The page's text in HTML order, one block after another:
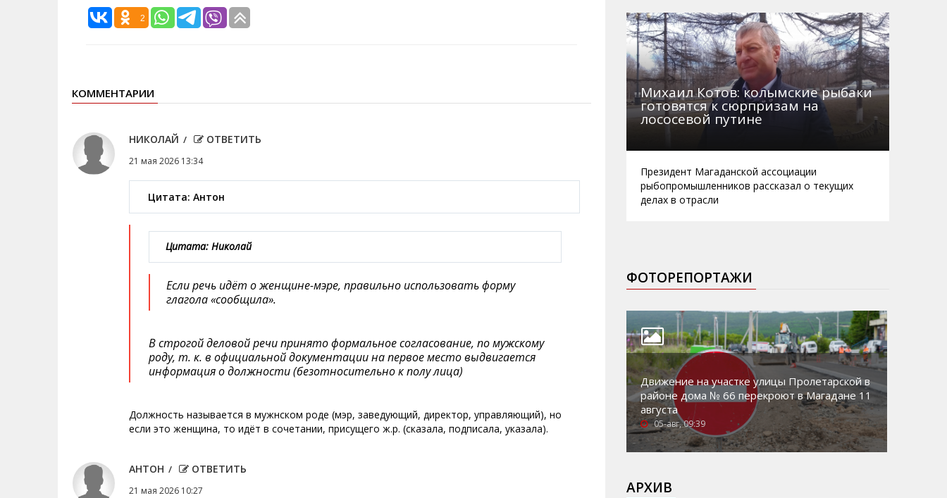
2
КОММЕНТАРИИ
НИКОЛАЙ ОТВЕТИТЬ
21 мая 2026 13:34
Цитата: Антон
Цитата: Николай
Если речь идёт о женщине-мэре, правильно использовать форму
глагола «сообщила».
В строгой деловой речи принято формальное согласование, по мужскому
роду, т. к. в официальной документации на первое место выдвигается
информация о должности (безотносительно к полу лица)
Должность называется в мужнском роде (мэр, заведующий, директор, управляющий), но
если это женщина, то идёт в сочетании, присущего ж.р. (сказала, подписала, указала).
АНТОН ОТВЕТИТЬ
21 мая 2026 10:27
Михаил Котов: колымские рыбаки
готовятся к сюрпризам на
лососевой путине
Президент Магаданской ассоциации
рыбопромышленников рассказал о текущих
делах в отрасли
ФОТОРЕПОРТАЖИ
Движение на участке улицы Пролетарской в
районе дома № 66 перекроют в Магадане 11
августа
05-авг, 09:39
АРХИВ